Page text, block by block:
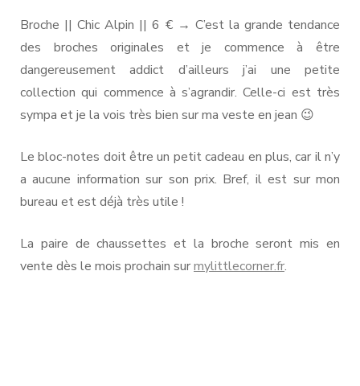
Broche || Chic Alpin || 6 € → C’est la grande tendance
des broches originales et je commence à être
dangereusement addict d’ailleurs j’ai une petite
collection qui commence à s’agrandir. Celle-ci est très
sympa et je la vois très bien sur ma veste en jean 😉
Le bloc-notes doit être un petit cadeau en plus, car il n’y
a aucune information sur son prix. Bref, il est sur mon
bureau et est déjà très utile !
La paire de chaussettes et la broche seront mis en
vente dès le mois prochain surmylittlecorner.fr.